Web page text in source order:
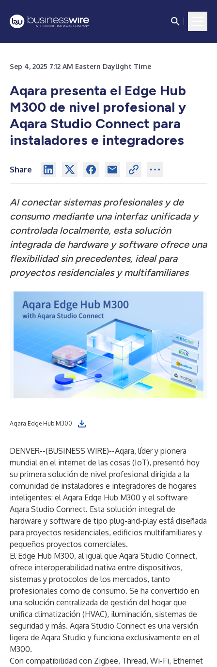
Sep 4, 2025 7:12 AM Eastern Daylight Time
Aqara presenta el Edge Hub
M300 de nivel profesional y
Aqara Studio Connect para
instaladores e integradores
Share
Al conectar sistemas profesionales y de
consumo mediante una interfaz unificada y
controlada localmente, esta solución
integrada de hardware y software ofrece una
flexibilidad sin precedentes, ideal para
proyectos residenciales y multifamiliares
Aqara Edge Hub M300
DENVER--(BUSINESS WIRE)--Aqara, líder y pionera
mundial en el internet de las cosas (IoT), presentó hoy
su primera solución de nivel profesional dirigida a la
comunidad de instaladores e integradores de hogares
inteligentes: el Aqara Edge Hub M300 y el software
Aqara Studio Connect. Esta solución integral de
hardware y software de tipo plug-and-play está diseñada
para proyectos residenciales, edificios multifamiliares y
pequeños proyectos comerciales.
El Edge Hub M300, al igual que Aqara Studio Connect,
ofrece interoperabilidad nativa entre dispositivos,
sistemas y protocolos de los mercados, tanto
profesionales como de consumo. Se ha convertido en
una solución centralizada de gestión del hogar que
unifica climatización (HVAC), iluminación, sistemas de
seguridad y más. Aqara Studio Connect es una versión
ligera de Aqara Studio y funciona exclusivamente en el
M300.
Con compatibilidad con Zigbee, Thread, Wi-Fi, Ethernet